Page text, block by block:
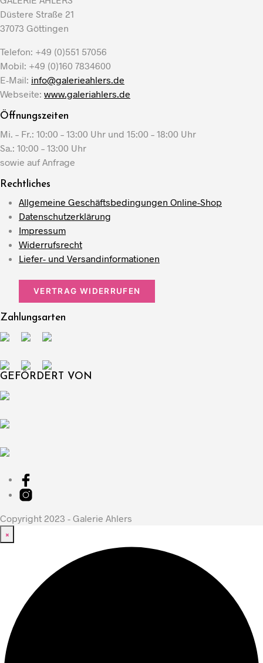
Düstere Straße 21
37073 Göttingen
Telefon: +49 (0)551 57056
Mobil: +49 (0)160 7834600
E-Mail: info@galerieahlers.de
Webseite: www.galeriahlers.de
Öffnungszeiten
Mi. – Fr.: 10:00 – 13:00 Uhr und 15:00 – 18:00 Uhr
Sa.: 10:00 – 13:00 Uhr
sowie auf Anfrage
Rechtliches
Allgemeine Geschäftsbedingungen Online-Shop
Datenschutzerklärung
Impressum
Widerrufsrecht
Liefer- und Versandinformationen
VERTRAG WIDERRUFEN
Zahlungsarten
GEFÖRDERT VON
Copyright 2023 - Galerie Ahlers
×